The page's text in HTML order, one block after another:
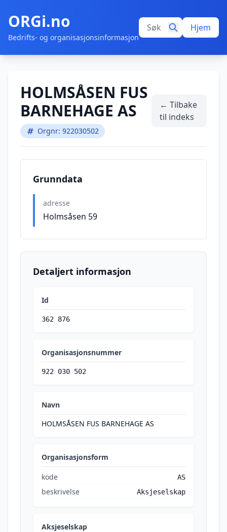
ORGi.no
Bedrifts- og organisasjonsinformasjon
Hjem
HOLMSÅSEN FUS
BARNEHAGE AS
Orgnr: 922030502
← Tilbake
til indeks
Grunndata
adresse
Holmsåsen 59
Detaljert informasjon
Id
362 876
Organisasjonsnummer
922 030 502
Navn
HOLMSÅSEN FUS BARNEHAGE AS
Organisasjonsform
kode AS
beskrivelse Aksjeselskap
Aksjeselskap